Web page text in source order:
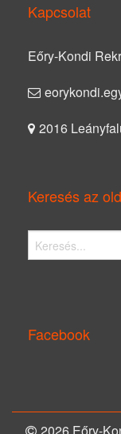
Kapcsolat
Eőry-Kondi
2016
Keresés az
Facebook